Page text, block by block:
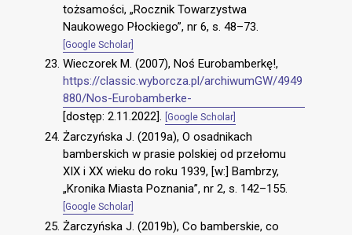
tożsamości, „Rocznik Towarzystwa
Naukowego Płockiego”, nr 6, s. 48–73.
[Google Scholar]
Wieczorek M. (2007), Noś Eurobamberkę!,
https://classic.wyborcza.pl/archiwumGW/4949
880/Nos-Eurobamberke-
[dostęp: 2.11.2022].
[Google Scholar]
Żarczyńska J. (2019a), O osadnikach
bamberskich w prasie polskiej od przełomu
XIX i XX wieku do roku 1939, [w:] Bambrzy,
„Kronika Miasta Poznania”, nr 2, s. 142–155.
[Google Scholar]
Żarczyńska J. (2019b), Co bamberskie, co